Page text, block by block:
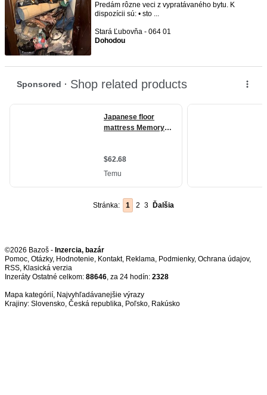
Predám rôzne veci z vypratávaného bytu. K
dispozícii sú: • sto ...
Stará Ľubovňa - 064 01
Dohodou
Stránka: 1 2 3 Ďalšia
©2026 Bazoš - Inzercia, bazár
Pomoc, Otázky, Hodnotenie, Kontakt, Reklama, Podmienky, Ochrana údajov,
RSS,
Inzeráty Ostatné celkom: 88646, za 24 hodín: 2328
Mapa kategórií, Najvyhľadávanejšie výrazy
Krajiny: Slovensko, Česká republika, Poľsko, Rakúsko